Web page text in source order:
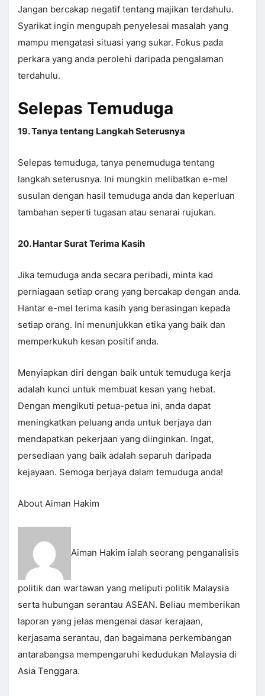
Jangan bercakap negatif tentang majikan terdahulu.
Syarikat ingin mengupah penyelesai masalah yang
mampu mengatasi situasi yang sukar. Fokus pada
perkara yang anda perolehi daripada pengalaman
terdahulu.
Selepas Temuduga
19. Tanya tentang Langkah Seterusnya
Selepas temuduga, tanya penemuduga tentang
langkah seterusnya. Ini mungkin melibatkan e-mel
susulan dengan hasil temuduga anda dan keperluan
tambahan seperti tugasan atau senarai rujukan.
20. Hantar Surat Terima Kasih
Jika temuduga anda secara peribadi, minta kad
perniagaan setiap orang yang bercakap dengan anda.
Hantar e-mel terima kasih yang berasingan kepada
setiap orang. Ini menunjukkan etika yang baik dan
memperkukuh kesan positif anda.
Menyiapkan diri dengan baik untuk temuduga kerja
adalah kunci untuk membuat kesan yang hebat.
Dengan mengikuti petua-petua ini, anda dapat
meningkatkan peluang anda untuk berjaya dan
mendapatkan pekerjaan yang diinginkan. Ingat,
persediaan yang baik adalah separuh daripada
kejayaan. Semoga berjaya dalam temuduga anda!
About Aiman Hakim
Aiman Hakim ialah seorang penganalisis
politik dan wartawan yang meliputi politik Malaysia
serta hubungan serantau ASEAN. Beliau memberikan
laporan yang jelas mengenai dasar kerajaan,
kerjasama serantau, dan bagaimana perkembangan
antarabangsa mempengaruhi kedudukan Malaysia di
Asia Tenggara.